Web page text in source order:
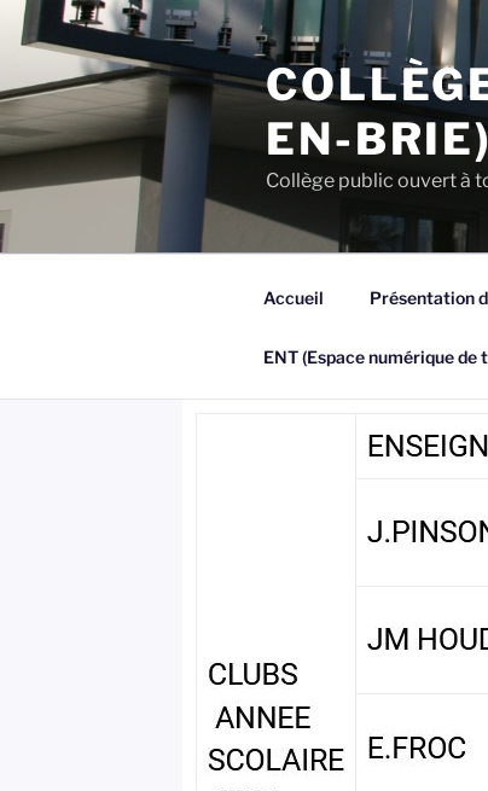
Aller
principal
EN-BRIE)
Collège public ouvert à
Accueil Présentation
ENT (Espace numérique de